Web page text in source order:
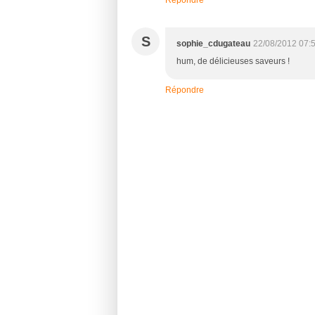
S sophie_cdugateau 22/08/2012
hum, de délicieuses saveurs !
Répondre